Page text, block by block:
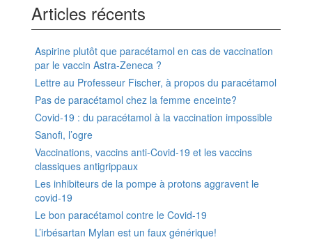
Articles récents
Aspirine plutôt que paracétamol en cas de vaccination
par le vaccin Astra-Zeneca ?
Lettre au Professeur Fischer, à propos du paracétamol
Pas de paracétamol chez la femme enceinte?
Covid-19 : du paracétamol à la vaccination impossible
Sanofi, l’ogre
Vaccinations, vaccins anti-Covid-19 et les vaccins
classiques antigrippaux
Les inhibiteurs de la pompe à protons aggravent le
covid-19
Le bon paracétamol contre le Covid-19
L’irbésartan Mylan est un faux générique!